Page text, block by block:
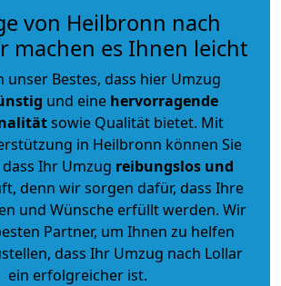
von Heilbronn nach
machen es Ihnen leicht
unser Bestes, dass hier Umzug
und eine hervorragende
sowie Qualität bietet. Mit
in Heilbronn können Sie
Ihr Umzug reibungslos und
denn wir sorgen dafür, dass Ihre
und Wünsche erfüllt werden. Wir
Partner, um Ihnen zu helfen
dass Ihr Umzug nach Lollar
ein erfolgreicher ist.